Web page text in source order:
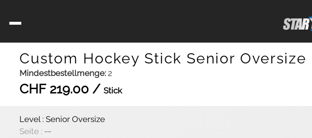
Custom Hockey Stick Senior Oversize
Mindestbestellmenge: 2
CHF219.00 / Stick
Level : Senior Oversize
Seite : --